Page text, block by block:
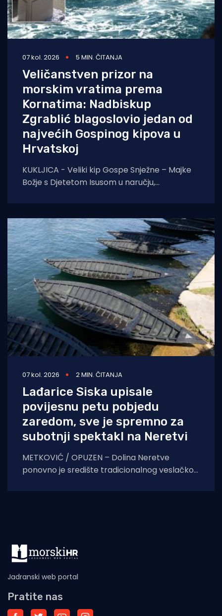
07 kol. 2026 5 MIN. ČITANJA
Veličanstven prizor na
morskim vratima prema
Kornatima: Nadbiskup
Zgrablić blagoslovio jedan od
najvećih Gospinog kipova u
Hrvatskoj
KUKLJICA - Veliki kip Gospe Snježne – Majke
Božje s Djetetom Isusom u naručju,
07 kol. 2026 2 MIN. ČITANJA
Lađarice Siska upisale
povijesnu petu pobjedu
zaredom, sve je spremno za
subotnji spektakl na Neretvi
METKOVIĆ / OPUZEN – Dolina Neretve
ponovno je središte tradicionalnog veslačkog
Jadranski web portal
Pratite nas